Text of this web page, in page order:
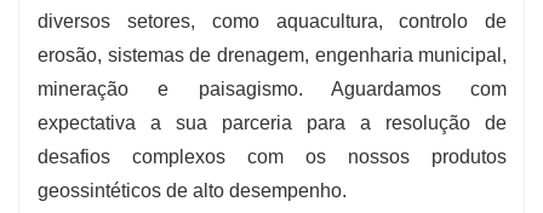
diversos setores, como aquacultura, controlo de
erosão, sistemas de drenagem, engenharia municipal,
mineração e paisagismo. Aguardamos com
expectativa a sua parceria para a resolução de
desafios complexos com os nossos produtos
geossintéticos de alto desempenho.